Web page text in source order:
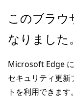
メ
ン
ン
テ
ン
このブラウ
なりました。
Microsoft Edge に
セキュリティ更新
トを利用できます。